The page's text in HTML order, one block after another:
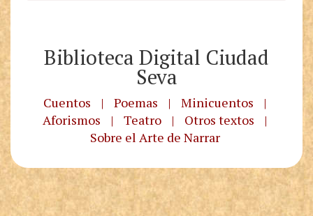
Biblioteca Digital Ciudad
Seva
Cuentos | Poemas | Minicuentos
|
Aforismos
| Teatro | Otros textos
|
Sobre el Arte de Narrar